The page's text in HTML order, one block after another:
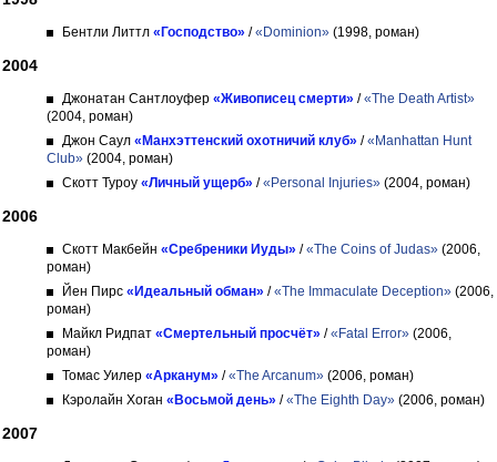
Бентли Литтл «Господство» /«Dominion» (1998, роман)
2004
Джонатан Сантлоуфер «Живописец смерти» /«The Death Artist»
(2004, роман)
Джон Саул «Манхэттенский охотничий клуб» /«Manhattan Hunt
Club» (2004, роман)
Скотт Туроу «Личный ущерб» /«Personal Injuries» (2004, роман)
2006
Скотт Макбейн «Сребреники Иуды» /«The Coins of Judas» (2006,
роман)
Йен Пирс «Идеальный обман» /«The Immaculate Deception» (2006,
роман)
Майкл Ридпат «Смертельный просчёт» /«Fatal Error» (2006,
роман)
Томас Уилер «Арканум» /«The Arcanum» (2006, роман)
Кэролайн Хоган «Восьмой день» /«The Eighth Day» (2006, роман)
2007